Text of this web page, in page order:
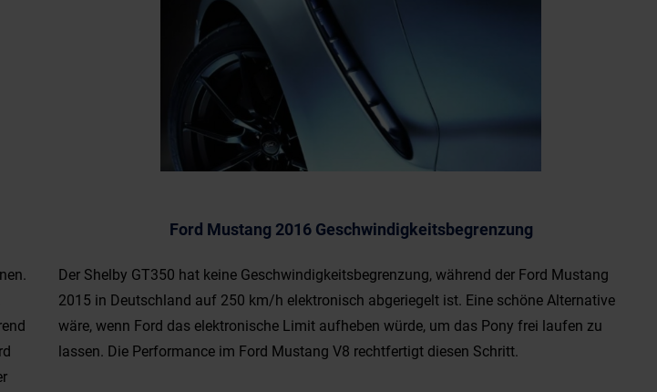
Ford Mustang 2016 Geschwindigkeitsbegrenzung
Der Shelby GT350 hat keine Geschwindigkeitsbegrenzung, während der Ford Mustang
2015 in Deutschland auf 250 km/h elektronisch abgeriegelt ist. Eine schöne Alternative
wäre, wenn Ford das elektronische Limit aufheben würde, um das Pony frei laufen zu
lassen. Die Performance im Ford Mustang V8 rechtfertigt diesen Schritt.